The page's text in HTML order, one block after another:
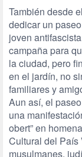
También desde
dedicar un
joven
campaña para
la ciudad, pero
en el jardín, no
familiares y
Aun así, el
una
obert” en
Cultural del País
musulmanes,